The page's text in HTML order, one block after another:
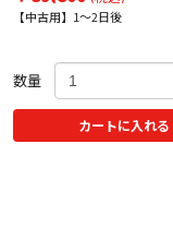
【中古用】1～2日後
数量
カートに入れる